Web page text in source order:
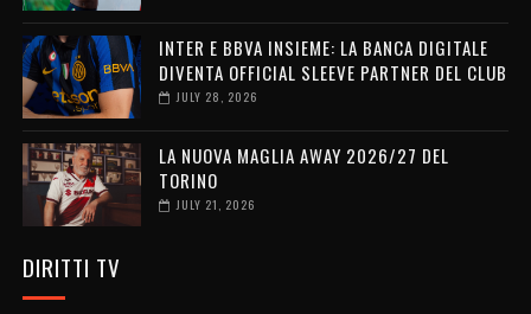
INTER E BBVA INSIEME: LA BANCA DIGITALE
DIVENTA OFFICIAL SLEEVE PARTNER DEL CLUB
JULY 28, 2026
LA NUOVA MAGLIA AWAY 2026/27 DEL
TORINO
JULY 21, 2026
DIRITTI TV